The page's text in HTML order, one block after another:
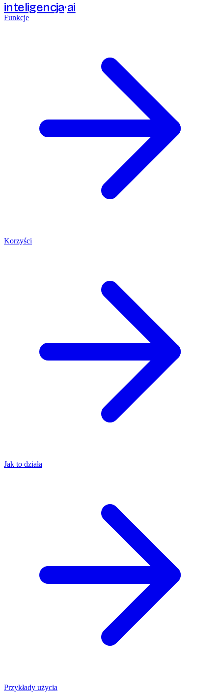
inteligencja ai
Funkcje
Korzyści
Jak to działa
Przykłady użycia